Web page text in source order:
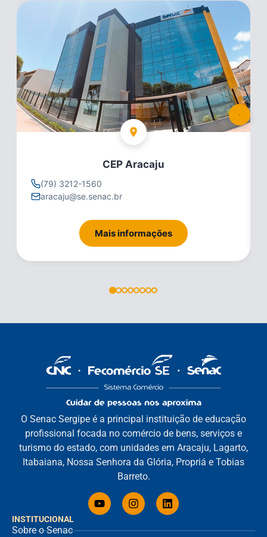
CEP Aracaju
(79) 3212-1560
aracaju@se.senac.br
Mais informações
INSTITUCIONAL
Sobre o Senac
O Senac Sergipe é a principal instituição de educação
profissional focada no comércio de bens, serviços e
turismo do estado, com unidades em Aracaju, Lagarto,
Itabaiana, Nossa Senhora da Glória, Propriá e Tobias
Barreto.